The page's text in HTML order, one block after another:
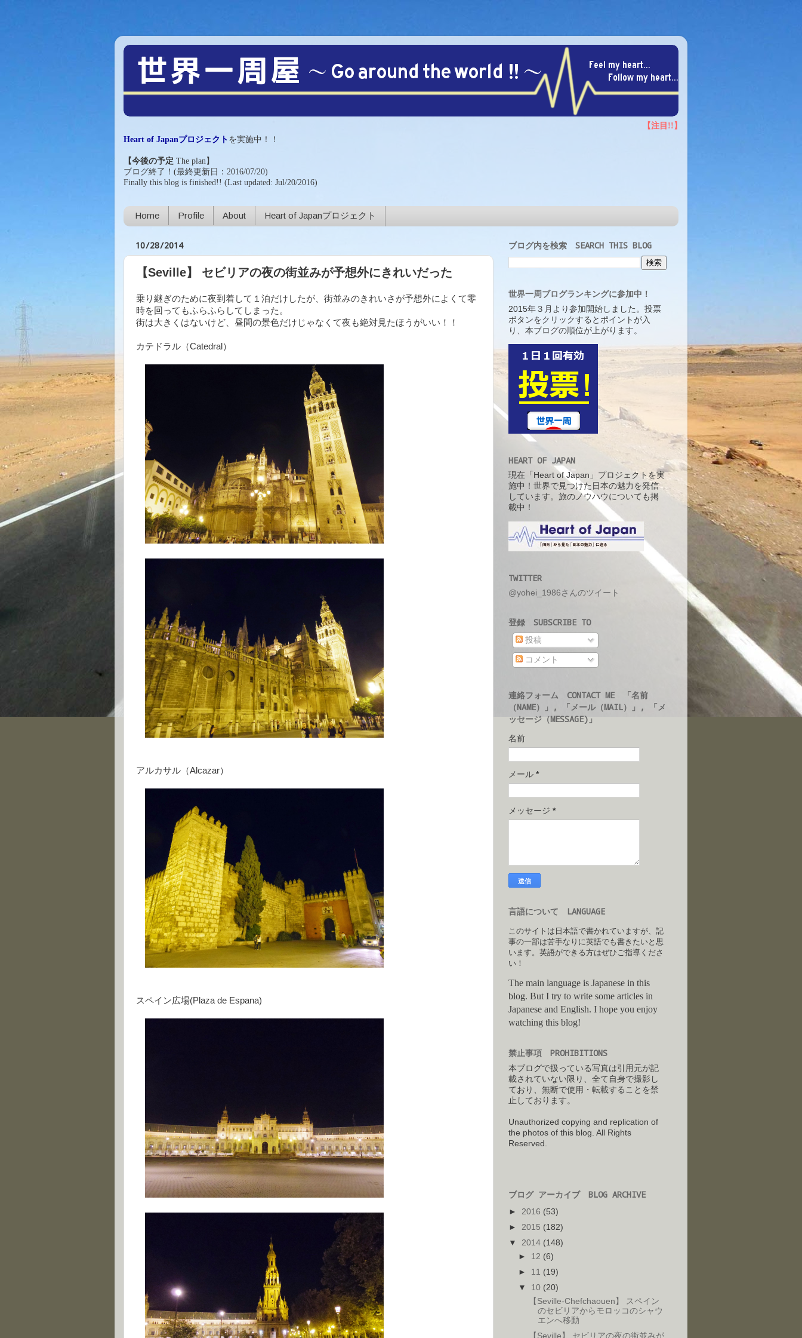
Heart of Japanプロジェクト を実施中！！
【今後の予定 The plan 】
ブログ終了！(最終更新日：2016/07/20)
Finally this blog is finished!! (Last updated: Jul/20/2016)
Home Profile About Heart of Japanプロジェクト
10/28/2014
【Seville】 セビリアの夜の街並みが予想外にきれいだった
乗り継ぎのために夜到着して１泊だけしたが、街並みのきれいさが予想外によくて零
時を回ってもふらふらしてしまった。
街は大きくはないけど、昼間の景色だけじゃなくて夜も絶対見たほうがいい！！
カテドラル（Catedral）
アルカサル（Alcazar）
スペイン広場(Plaza de Espana)
ブログ内を検索 SEARCH THIS BLOG
世界一周ブログランキングに参加中！
2015年３月より参加開始しました。投票
ボタンをクリックするとポイントが入
り、本ブログの順位が上がります。
HEART OF JAPAN
現在「Heart of Japan」プロジェクトを実
施中！世界で見つけた日本の魅力を発信
しています。旅のノウハウについても掲
載中！
TWITTER
@yohei_1986さんのツイート
登録 SUBSCRIBE TO
投稿
コメント
連絡フォーム CONTACT ME 「名前
（NAME）」, 「メール（MAIL）」, 「メ
ッセージ（MESSAGE)」
名前
メール *
メッセージ *
言語について LANGUAGE
このサイトは日本語で書かれていますが、記
事の一部は苦手なりに英語でも書きたいと思
います。英語ができる方はぜひご指導くださ
い！
The main language is Japanese in this
blog. But I try to write some articles in
Japanese and English. I hope you enjoy
watching this blog!
禁止事項 PROHIBITIONS
本ブログで扱っている写真は引用元が記
載されていない限り、全て自身で撮影し
ており、 無断で使用・転載することを禁
止しております。
Unauthorized copying and replication of
the photos of this blog. All Rights
Reserved.
ブログ アーカイブ BLOG ARCHIVE
► 2016 (53)
► 2015 (182)
▼ 2014 (148)
► 12 (6)
► 11 (19)
▼ 10 (20)
【Seville-Chefchaouen】 スペイン
のセビリアからモロッコのシャウ
エンへ移動
【Seville】 セビリアの夜の街並みが